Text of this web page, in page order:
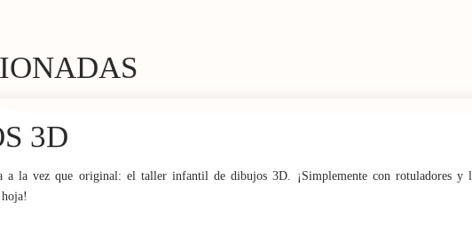
3D
a la vez que original: el taller infantil de dibujos 3D. ¡Simplemente con rotuladores y